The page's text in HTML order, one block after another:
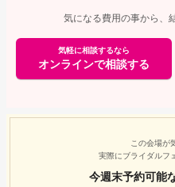
気になる費用の事から、
気軽に相談するなら
オンラインで相談する
この会場が
実際にブライダルフ
今週末予約可能